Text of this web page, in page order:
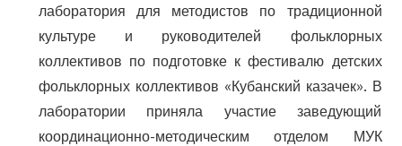
лаборатория для методистов по традиционной
культуре и руководителей фольклорных
коллективов по подготовке к фестивалю детских
фольклорных коллективов «Кубанский казачек». В
лаборатории приняла участие заведующий
координационно-методическим отделом МУК